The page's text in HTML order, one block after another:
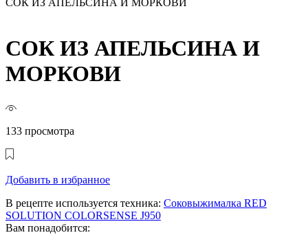
СОК ИЗ АПЕЛЬСИНА И МОРКОВИ
СОК ИЗ АПЕЛЬСИНА И
МОРКОВИ
133 просмотра
Добавить в избранное
В рецепте используется техника: Соковыжималка RED
SOLUTION COLORSENSE J950
Вам понадобится: